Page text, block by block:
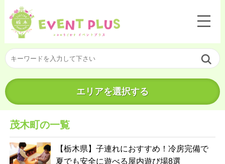
エリアを選択する
茂木町の一覧
【栃木県】子連れにおすすめ！冷房完備で
夏でも安全に遊べる屋内遊び場8選